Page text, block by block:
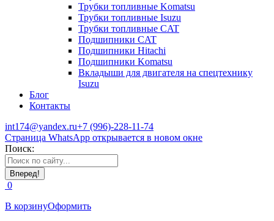
Трубки топливные Komatsu
Трубки топливные Isuzu
Трубки топливные CAT
Подшипники CAT
Подшипники Hitachi
Подшипники Komatsu
Вкладыши для двигателя на спецтехнику
Isuzu
Блог
Контакты
int174@yandex.ru+7 (996)-228-11-74
Страница WhatsApp открывается в новом окне
Поиск:
0
В корзинуОформить